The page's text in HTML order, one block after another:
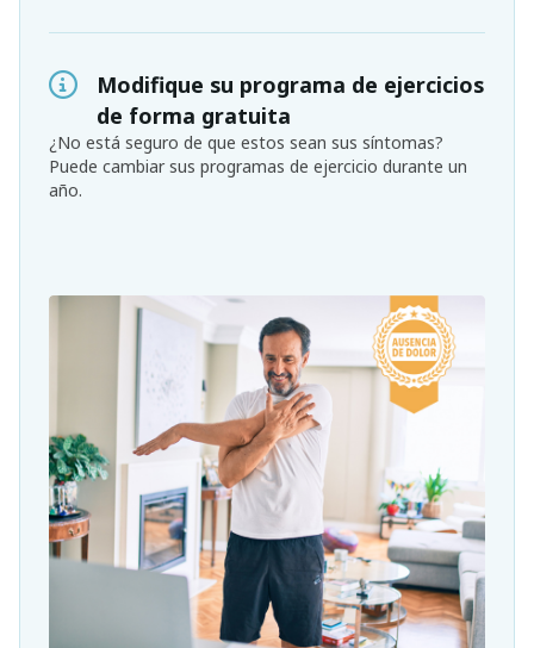
Modifique su programa de ejercicios
de forma gratuita
¿No está seguro de que estos sean sus síntomas?
Puede cambiar sus programas de ejercicio durante un
año.